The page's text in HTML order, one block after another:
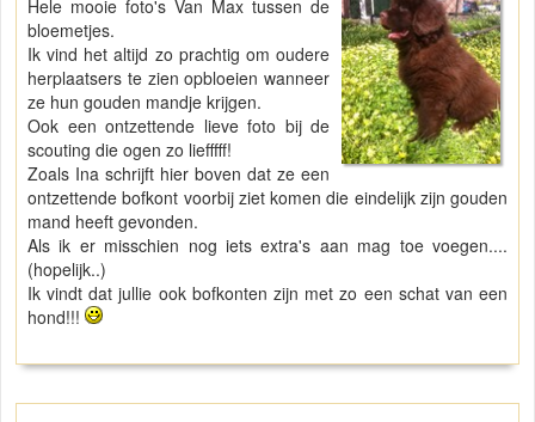
Hele mooie foto's Van Max tussen de
bloemetjes.
Ik vind het altijd zo prachtig om oudere
herplaatsers te zien opbloeien wanneer
ze hun gouden mandje krijgen.
Ook een ontzettende lieve foto bij de
scouting die ogen zo liefffff!
Zoals Ina schrijft hier boven dat ze een
ontzettende bofkont voorbij ziet komen die eindelijk zijn gouden
mand heeft gevonden.
Als ik er misschien nog iets extra's aan mag toe voegen....
(hopelijk..)
Ik vindt dat jullie ook bofkonten zijn met zo een schat van een
hond!!!